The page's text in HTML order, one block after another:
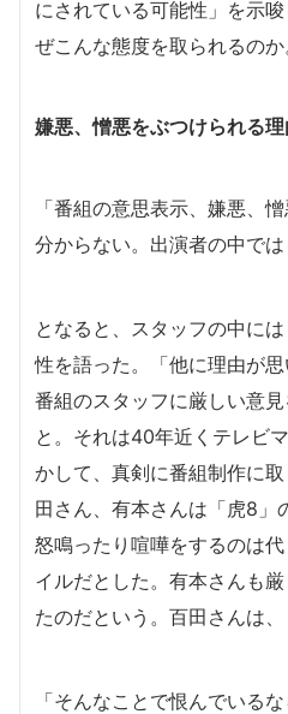
にされている可能性」を示
ぜこんな態度を取られるのか
嫌悪、憎悪をぶつけられる理
「番組の意思表示、嫌悪、
分からない。出演者の中では
となると、スタッフの中に
性を語った。「他に理由が
番組のスタッフに厳しい意
と。それは40年近くテレビ
かして、真剣に番組制作に
田さん、有本さんは「虎8」
怒鳴ったり喧嘩をするのは
イルだとした。有本さんも
たのだという。百田さんは、
「そんなことで恨んでいる